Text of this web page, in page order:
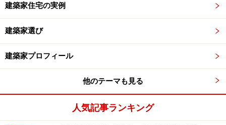
い。
5
建築家住宅の実例
建築家選び
建築家プロフィール
他のテーマも見る
人気記事ランキング